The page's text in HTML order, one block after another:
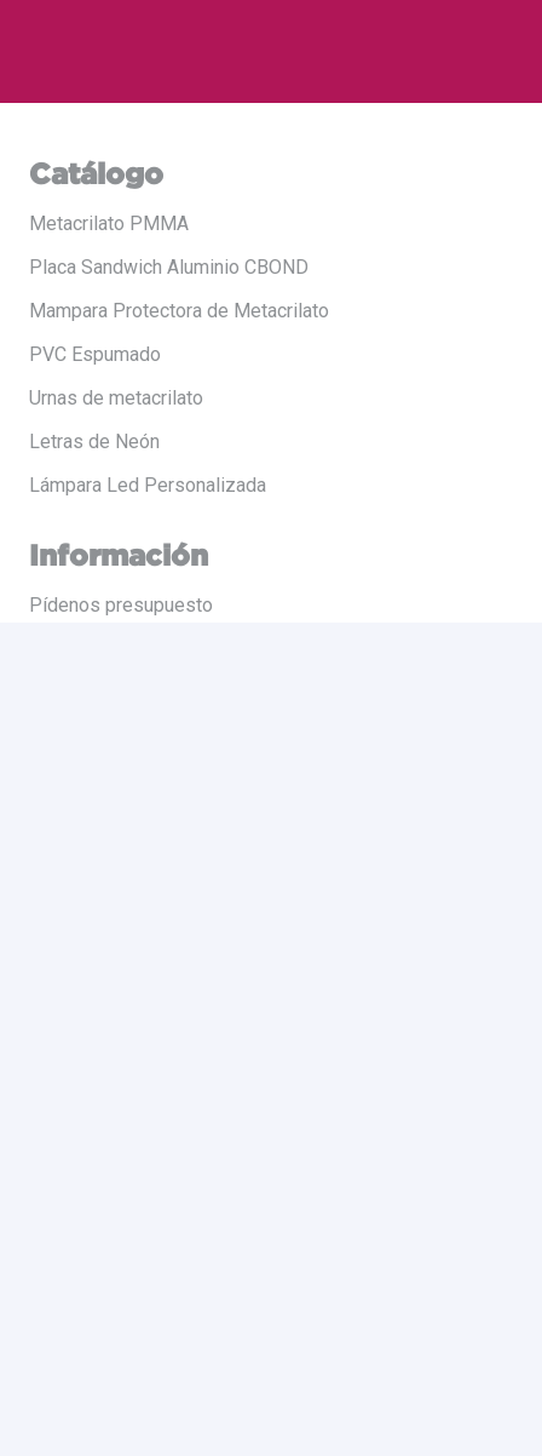
Catálogo
Metacrilato PMMA
Placa Sandwich Aluminio CBOND
Mampara Protectora de Metacrilato
PVC Espumado
Urnas de metacrilato
Letras de Neón
Lámpara Led Personalizada
Información
Pídenos presupuesto